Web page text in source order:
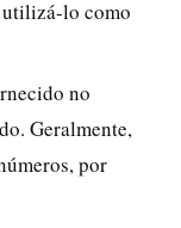
utilizá-lo como
no
Geralmente,
por